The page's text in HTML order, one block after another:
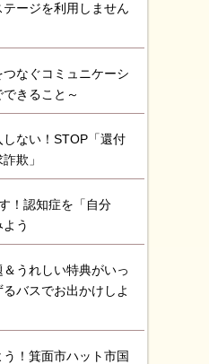
ージを利用しません
なぐコミュニケーシ
きること～
ない！STOP「還付
欺」
！認知症を「自分
う
うれしい特典がいっ
バスでお出かけしよ
！箕面市ハット市国